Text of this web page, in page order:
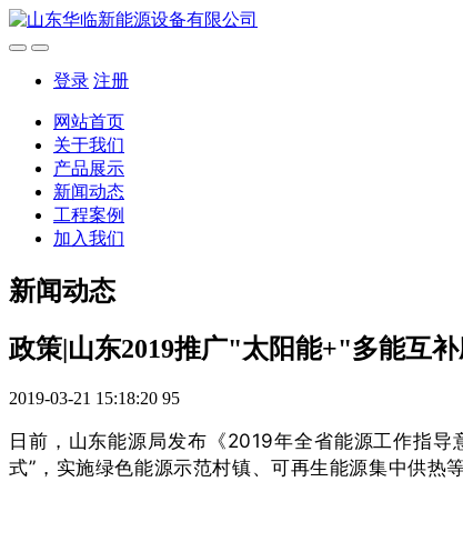
登录 注册
网站首页
关于我们
产品展示
新闻动态
工程案例
加入我们
新闻动态
政策|山东2019推广"太阳能+"多能互
2019-03-21 15:18:20 95
日前，山东能源局发布《2019年全省能源工作指
式”，实施绿色能源示范村镇、可再生能源集中供热